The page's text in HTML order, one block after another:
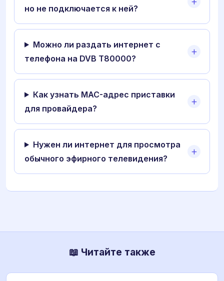
но не подключается к ней?
Можно ли раздать интернет с
телефона на DVB T80000?
Как узнать MAC-адрес приставки
для провайдера?
Нужен ли интернет для просмотра
обычного эфирного телевидения?
📖 Читайте также